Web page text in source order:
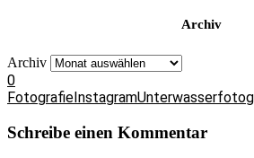
Archiv
Archiv
0
FotografieInstagram
Schreibe einen Kommentar